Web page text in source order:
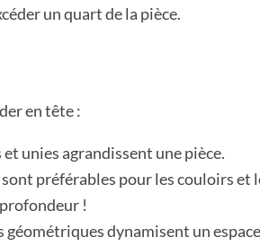
un quart de la pièce.
en tête :
unies agrandissent une pièce.
préférables pour les couloirs et
!
géométriques dynamisent un